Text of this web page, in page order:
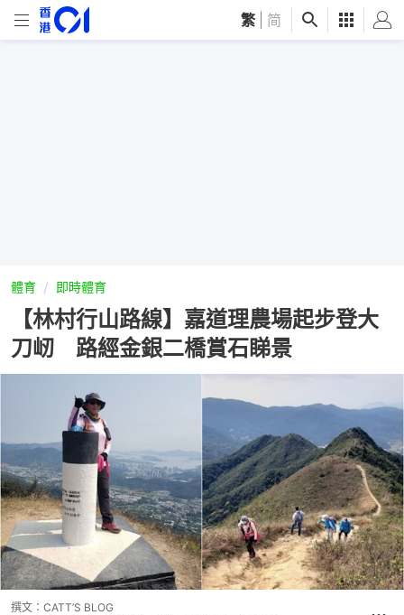
繁 简
體育 即時體育
【林村行山路線】嘉道理農場起步登大
刀屻 路經金銀二橋賞石睇景
撰文： CATT’S BLOG